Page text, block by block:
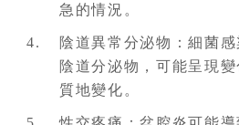
急的情況。
陰道異常分泌物：細菌
陰道分泌物，可能呈現
質地變化。